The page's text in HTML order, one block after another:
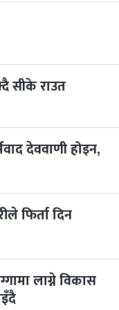
सीके राउत
देववाणी होइन,
फिर्ता दिन
लाग्ने विकास